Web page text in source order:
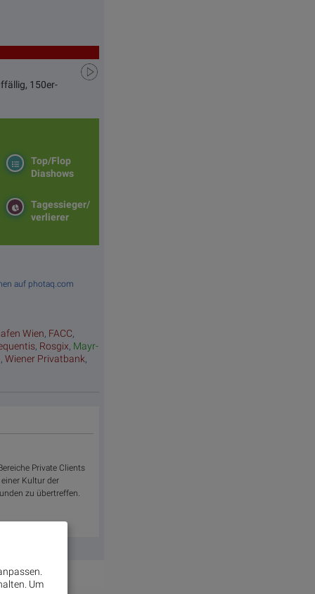
150er-
Top/Flop
Diashows
Tagessieger/
verlierer
auf photaq.com
Wien, FACC,
, Rosgix, Mayr-
,Wiener Privatbank,
Private Clients
Kultur der
zu übertreffen.
Um